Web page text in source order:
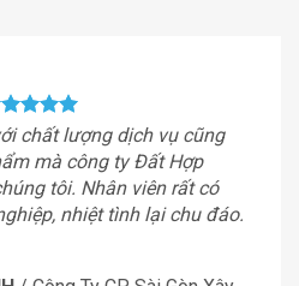
chất lượng dịch vụ cũng
mà công ty Đất Hợp
tôi. Nhân viên rất có
nhiệt tình lại chu đáo.